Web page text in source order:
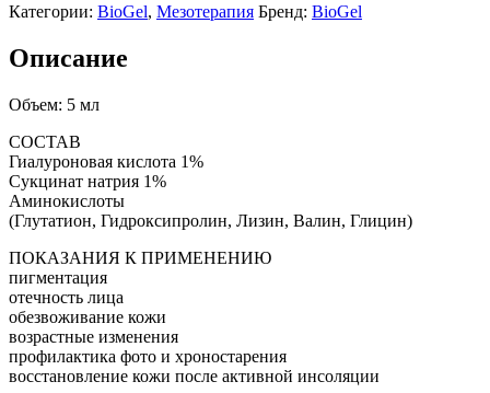
Категории: BioGel, Мезотерапия Бренд: BioGel
Описание
Объем: 5 мл
СОСТАВ
Гиалуроновая кислота 1%
Сукцинат натрия 1%
Аминокислоты
(Глутатион, Гидроксипролин, Лизин, Валин, Глицин)
ПОКАЗАНИЯ К ПРИМЕНЕНИЮ
пигментация
отечность лица
обезвоживание кожи
возрастные изменения
профилактика фото и хроностарения
восстановление кожи после активной инсоляции